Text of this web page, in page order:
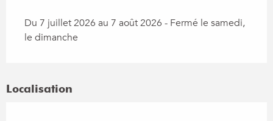
Du 7 juillet 2026 au 7 août 2026 - Fermé le samedi,
le dimanche
Localisation